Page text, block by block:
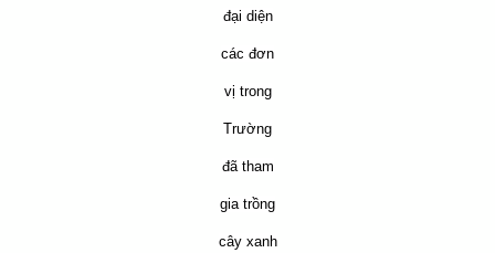
đại diện
các đơn
vị trong
Trường
đã tham
gia trồng
cây xanh